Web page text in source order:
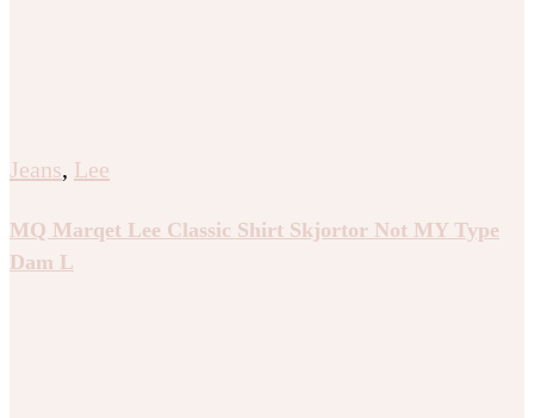
Jeans, Lee
MQ Marqet Lee Classic Shirt Skjortor Not MY Type
Dam L